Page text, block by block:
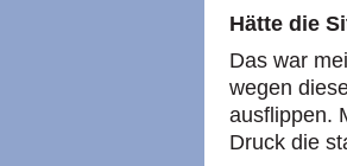
Hätte die
Das war
wegen
ausflippen.
Druck die